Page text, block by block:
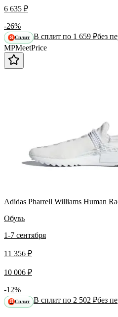
6 635 ₽
-26%
Я Сплит В сплит по 1 659 ₽без
MPMeetPrice
Adidas Pharrell Williams Human
Обувь
1-7 сентября
11 356 ₽
10 006 ₽
-12%
Я Сплит В сплит по 2 502 ₽без